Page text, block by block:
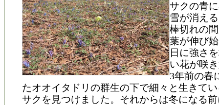
サクの青
雪が消え
棒切れの
葉が伸び
日に強さ
い花が咲
3年前の春
たオオイタドリの群生の下で細々と生きて
サクを見つけました。それからは冬になる